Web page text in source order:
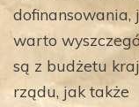
dofinansowania,
warto
są z budżetu
rządu, jak także